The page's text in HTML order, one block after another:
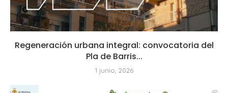
Regeneración urbana integral: convocatoria del
Pla de Barris...
1 junio, 2026